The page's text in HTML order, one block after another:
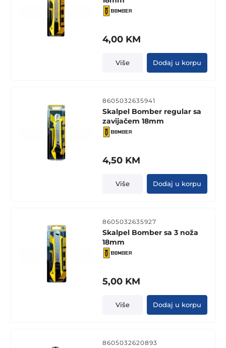
4,00 KM
Više Dodaj u korpu
8605032635941
Skalpel Bomber regular sa
zavijačem 18mm
4,50 KM
Više Dodaj u korpu
8605032635927
Skalpel Bomber sa 3 noža
18mm
5,00 KM
Više Dodaj u korpu
8605032620893